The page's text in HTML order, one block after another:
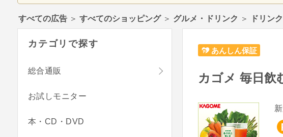
すべての広告 ＞ すべてのショッピング＞ グルメ・ドリンク ＞ ドリン
あんしん保証
カゴメ 毎日飲
カテゴリで探す
総合通販
お試しモニター
本・CD・DVD